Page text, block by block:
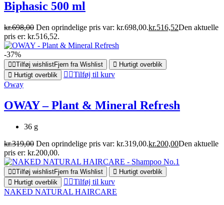
Biphasic 500 ml
kr.698,00 Den oprindelige pris var: kr.698,00.kr.516,52Den aktuelle
pris er: kr.516,52.
-37%
Tilføj wishlistFjern fra Wishlist
Hurtigt overblik
Hurtigt overblik
Tilføj til kurv
Oway
OWAY – Plant & Mineral Refresh
36 g
kr.319,00 Den oprindelige pris var: kr.319,00.kr.200,00Den aktuelle
pris er: kr.200,00.
Tilføj wishlistFjern fra Wishlist
Hurtigt overblik
Hurtigt overblik
Tilføj til kurv
NAKED NATURAL HAIRCARE